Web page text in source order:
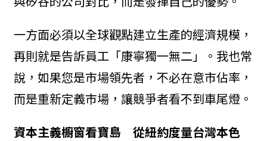
一方面必須以全球觀點建立生產的經濟規模，
再則就是告訴員工「康寧獨一無二」。我也常
說，如果您是市場領先者，不必在意市佔率，
而是重新定義市場，讓競爭者看不到車尾燈。
資本主義櫥窗看寶島 從紐約度量台灣本色